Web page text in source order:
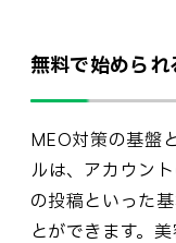
無料で始めら
MEO対策の基盤
ルは、アカウン
の投稿といった
とができます。